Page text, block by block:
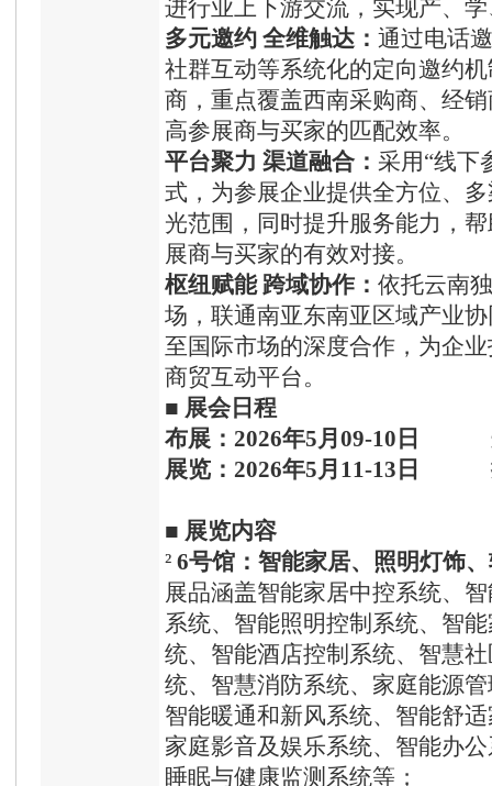
进行业上下游交流，实现产、
多元邀约 全维触达： 通过电话
社群互动等系统化的定向邀约
商，重点覆盖西南采购商、经
高参展商与买家的匹配效率。
平台聚力 渠道融合： 采用“线下
式，为参展企业提供全方位、
光范围，同时提升服务能力，
展商与买家的有效对接。
枢纽赋能 跨域协作： 依托云南
场，联通南亚东南亚区域产业
至国际市场的深度合作，为企
商贸互动平台。
■ 展会日程
布展： 2026年5 月 09-10 日
展览： 2026年5 月 11-13 日
■ 展览内容
² 6号馆 ：智能家居、照明灯饰
展品涵盖智能家居中控系统、
系统、智能照明控制系统、智
统、智能酒店控制系统、智慧
统、智慧消防系统、家庭能源
智能暖通和新风系统、智能舒
家庭影音及娱乐系统、智能办
睡眠与健康监测系统等；